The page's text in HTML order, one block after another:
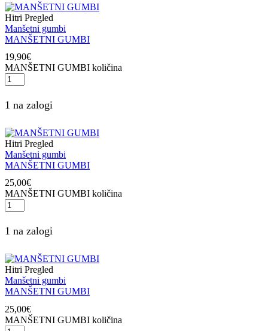
Hitri Pregled
Manšetni gumbi
MANŠETNI GUMBI
19,90€
MANŠETNI GUMBI količina
1 na zalogi
Hitri Pregled
Manšetni gumbi
MANŠETNI GUMBI
25,00€
MANŠETNI GUMBI količina
1 na zalogi
Hitri Pregled
Manšetni gumbi
MANŠETNI GUMBI
25,00€
MANŠETNI GUMBI količina